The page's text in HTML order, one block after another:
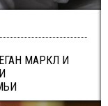
МАРКЛ И